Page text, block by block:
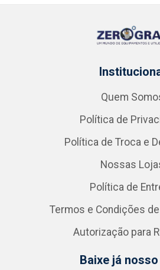
Quem
Política de
Política de Troca e
Nossas
Política de
Termos e Condições
Autorização para
Baixe já